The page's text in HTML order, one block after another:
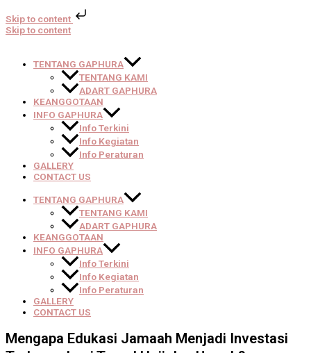
Skip to content
Skip to content
TENTANG GAPHURA
TENTANG KAMI
ADART GAPHURA
KEANGGOTAAN
INFO GAPHURA
Info Terkini
Info Kegiatan
Info Peraturan
GALLERY
CONTACT US
TENTANG GAPHURA
TENTANG KAMI
ADART GAPHURA
KEANGGOTAAN
INFO GAPHURA
Info Terkini
Info Kegiatan
Info Peraturan
GALLERY
CONTACT US
Mengapa Edukasi Jamaah Menjadi Investasi